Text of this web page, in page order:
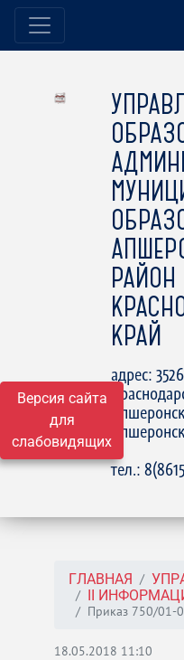
Версия сайта
для
слабовидящих
РАЙОН
КРАЙ
адрес:
15
тел.:
ГЛАВНАЯ
II
Приказ 750/01-
18.05.2018 11:10